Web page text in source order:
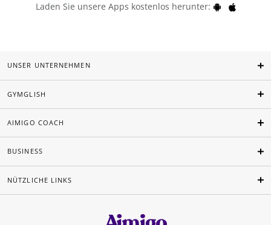
Laden Sie unsere Apps kostenlos herunter:
UNSER UNTERNEHMEN
GYMGLISH
AIMIGO COACH
BUSINESS
NÜTZLICHE LINKS